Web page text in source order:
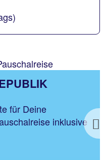
für Deine
inklusive